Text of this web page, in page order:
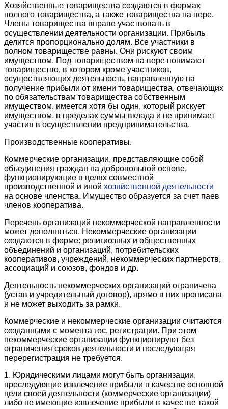
Хозяйственные товарищества создаются в формах
полного товарищества, а также товарищества на вере.
Члены товарищества вправе участвовать в
осуществлении деятельности организации. Прибыль
делится пропорционально долям. Все участники в
полном товариществе равны. Они рискуют своим
имуществом. Под товариществом на вере понимают
товарищество, в котором кроме участников,
осуществляющих деятельность, направленную на
получение прибыли от имени товарищества, отвечающих
по обязательствам товарищества собственным
имуществом, имеется хотя бы один, который рискует
имуществом, в пределах суммы вклада и не принимает
участия в осуществлении предпринимательства.
Производственные кооперативы.
Коммерческие организации, представляющие собой
объединения граждан на добровольной основе,
функционирующие в целях совместной
производственной и иной хозяйственной деятельности
на основе членства. Имущество образуется за счет паев
членов кооператива.
Перечень организаций некоммерческой направленности
может дополняться. Некоммерческие организации
создаются в форме: религиозных и общественных
объединений и организаций, потребительских
кооперативов, учреждений, некоммерческих партнерств,
ассоциаций и союзов, фондов и др.
Деятельность некоммерческих организаций ограничена
(устав и учредительный договор), прямо в них прописана
и не может выходить за рамки.
Коммерческие и некоммерческие организации считаются
созданными с момента гос. регистрации. При этом
некоммерческие организации функционируют без
ограничения сроков деятельности и последующая
перерегистрация не требуется.
1. Юридическими лицами могут быть организации,
преследующие извлечение прибыли в качестве основной
цели своей деятельности (коммерческие организации)
либо не имеющие извлечение прибыли в качестве такой